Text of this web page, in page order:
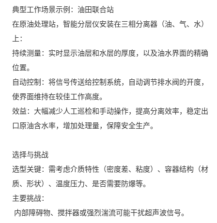
典型工作场景示例：油田联合站
在原油处理站，智能分层仪安装在三相分离器（油、气、水）
上：
持续测量：实时显示油层和水层的厚度，以及油水界面的精确
位置。
自动控制：将信号传送给控制系统，自动调节排水阀的开度，
使界面维持在较佳工作高度。
效益：大幅减少人工巡检和手动操作，提高分离效率，稳定出
口原油含水率，增加处理量，保障安全生产。
选择与挑战
选型关键：需考虑介质特性（密度差、粘度）、容器结构（材
质、形状）、温度压力、是否需要防爆等。
主要挑战：
内部障碍物、搅拌器或强烈湍流可能干扰超声波信号。